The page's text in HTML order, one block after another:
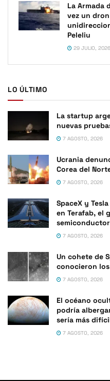
La Armada
vez un
Peleliu
29 JULIO, 2026
LO ÚLTIMO
La startup
nuevas
7 AGOSTO, 2026
Ucrania
Corea del
7 AGOSTO, 2026
SpaceX y
en Terafab, el
7 AGOSTO, 2026
Un cohete de
conocieron
7 AGOSTO, 2026
El océano
podría
sería más
7 AGOSTO, 2026